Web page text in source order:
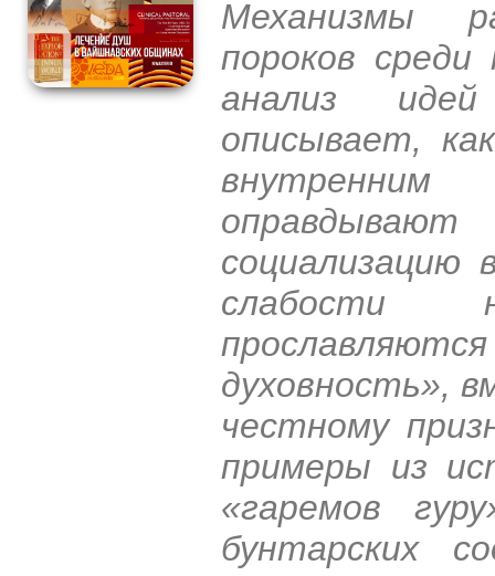
Механизмы
пороков среди
анализ
описывает,
социализацию
слабости
духовность»,
честному
примеры из
«гаремов
бунтарских